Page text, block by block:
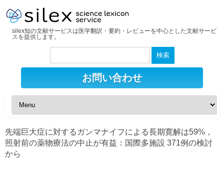
silex知の文献サービスは医学翻訳・要約・レビューを中心とした文献サービ
スを提供します。
検
お問い合わせ
先端巨大症に対するガンマナイフによる長期寛解は59%，
照射前の薬物療法の中止が有益：国際多施設 371例の検討
から